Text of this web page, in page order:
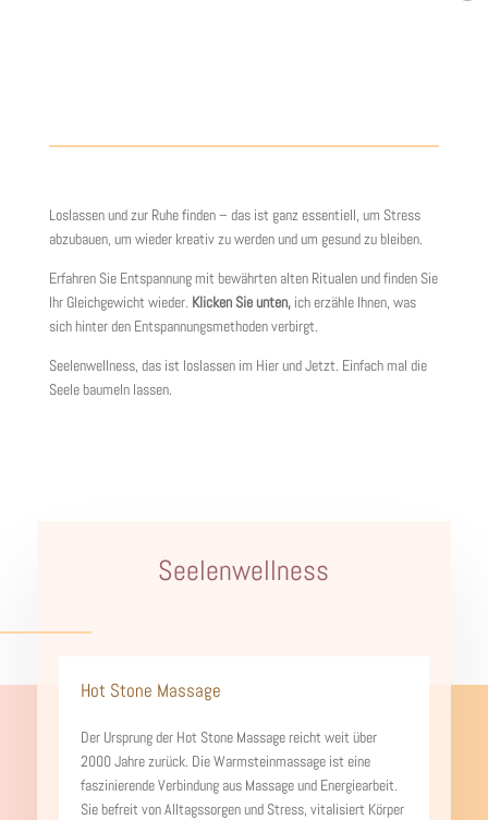
Loslassen und zur Ruhe finden – das ist ganz essentiell, um Stress
abzubauen, um wieder kreativ zu werden und um gesund zu bleiben.
Erfahren Sie Entspannung mit bewährten alten Ritualen und finden Sie
Ihr Gleichgewicht wieder. Klicken Sie unten, ich erzähle Ihnen, was
sich hinter den Entspannungsmethoden verbirgt.
Seelenwellness, das ist loslassen im Hier und Jetzt. Einfach mal die
Seele baumeln lassen.
Seelenwellness
Hot Stone Massage
Der Ursprung der Hot Stone Massage reicht weit über
2000 Jahre zurück. Die Warmsteinmassage ist eine
faszinierende Verbindung aus Massage und Energiearbeit.
Sie befreit von Alltagssorgen und Stress, vitalisiert Körper